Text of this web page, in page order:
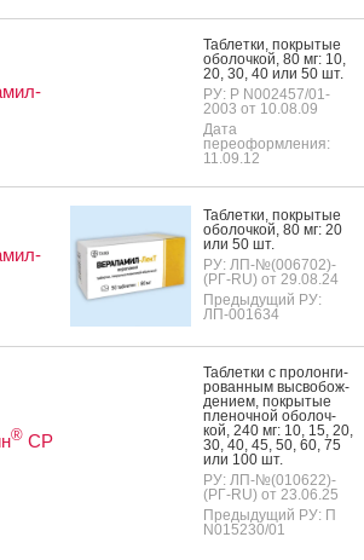
Таб­летки, пок­ры­тые
обо­лоч­кой, 80 мг: 10,
20, 30, 40 или 50 шт.
РУ: Р N002457/01-
2003 от 10.08.09
Дата
переоформления:
11.09.12
Таб­летки, пок­ры­тые
обо­лоч­кой, 80 мг: 20
или 50 шт.
РУ: ЛП-№(006702)-
(РГ-RU) от 29.08.24
Предыдущий РУ:
ЛП-001634
®СР
Таб­летки с про­лон­ги­
рован­ным выс­во­бож­
де­ни­ем, пок­ры­тые
пле­ноч­ной обо­лоч­
кой, 240 мг: 10, 15, 20,
30, 40, 45, 50, 60, 75
или 100 шт.
РУ: ЛП-№(010622)-
(РГ-RU) от 23.06.25
Предыдущий РУ: П
N015230/01